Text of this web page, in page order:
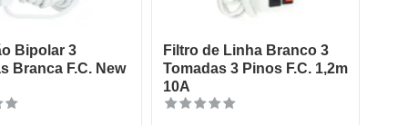
Bipolar 3
Branca F.C. New
Filtro de Linha Branco 3
Tomadas 3 Pinos F.C. 1,2m
10A